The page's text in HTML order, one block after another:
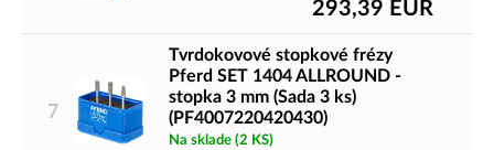
293,39 EUR
7
Tvrdokovové stopkové frézy
Pferd SET 1404 ALLROUND -
stopka 3 mm (Sada 3 ks)
(PF4007220420430)
Na sklade (2 KS)